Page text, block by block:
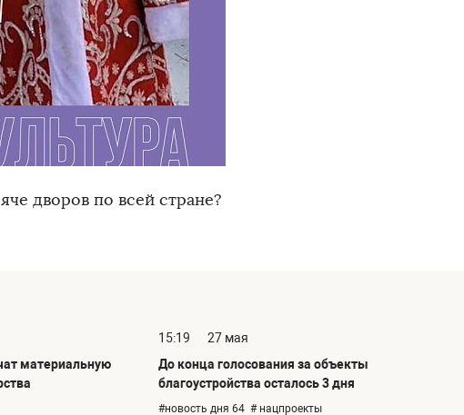
дворов по всей стране?
материальную
15:19
27 мая
До конца голосования за объекты
благоустройства осталось 3 дня
#новость дня 64 # нацпроекты